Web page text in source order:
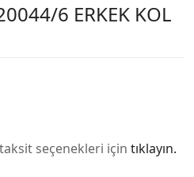
6 ERKEK KOL
seçenekleri için tıklayın.